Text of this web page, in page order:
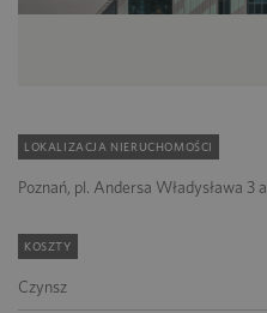
LOKALIZACJA NIERUCHOMOŚCI
Poznań, pl. Andersa Władysława 3 a
KOSZTY
Czynsz